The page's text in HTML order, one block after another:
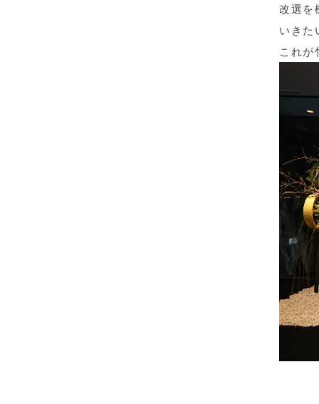
改選を
いきた
これが